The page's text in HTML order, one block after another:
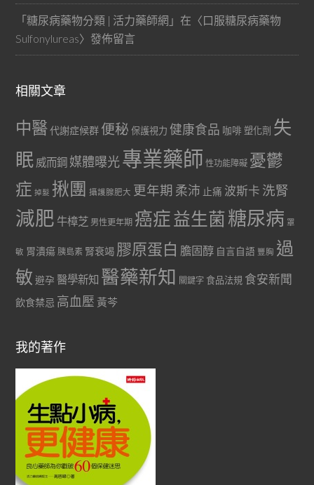
「糖尿病藥物分類 | 活力藥師網 」在〈口服糖尿病藥物
Sulfonylureas〉發佈留言
相關文章
中醫代謝症候群 便秘 保護視力 健康食品 咖啡 塑化劑 失
眠 威而鋼 媒體曝光專業藥師 性功能障礙 憂鬱
症 掉髮 揪團 攝護腺肥大 更年期 柔沛 止痛 波斯卡 洗腎
減肥 牛樟芝 男性更年期 癌症益生菌 糖尿病 罩
敏 胃潰瘍 胰島素 腎衰竭 膠原蛋白 膽固醇 自言自語 豐胸 過
敏 避孕 醫學新知 醫藥新知 關鍵字 食品法規 食安新聞
飲食禁忌 高血壓 黃芩
我的著作